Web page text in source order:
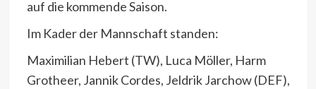
auf die kommende Saison.
Im Kader der Mannschaft standen:
Maximilian Hebert (TW), Luca Möller, Harm
Grotheer, Jannik Cordes, Jeldrik Jarchow (DEF),